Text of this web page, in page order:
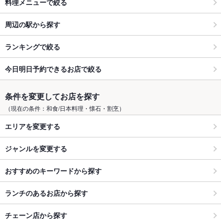
周辺の駅から探す
ランキングで絞る
今日明日予約できるお店で絞る
条件を変更してお店を探す
（現在の条件：和食/日本料理・懐石・割烹）
エリアを変更する
ジャンルを変更する
おすすめのキーワードから探す
ランチのあるお店から探す
チェーン店から探す